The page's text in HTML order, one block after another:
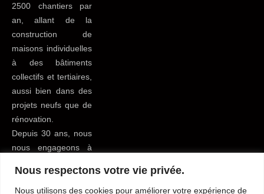
Nous respectons votre vie privée.
Nous utilisons des cookies pour améliorer votre expérience de
2500 chantiers par
an, allant de la
construction de
maisons individuelles
à des bâtiments
collectifs et tertiaires,
aussi bien dans des
projets neufs que de
rénovation.
Depuis 30 ans, nous
nous engageons à
service possible à
tous nos clients du